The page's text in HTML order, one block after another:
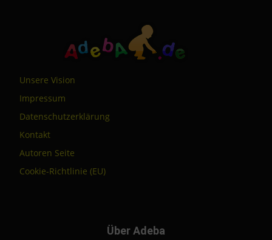
Unsere Vision
Impressum
Datenschutzerklärung
Kontakt
Autoren Seite
Cookie-Richtlinie (EU)
Über Adeba